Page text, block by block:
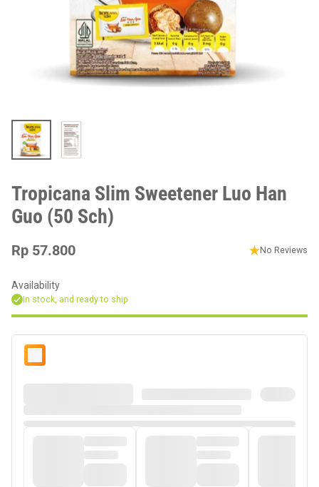
Tropicana Slim Sweetener Luo Han
Guo (50 Sch)
Regular
price
Rp 57.800 No Reviews
Availability
In stock, and ready to ship